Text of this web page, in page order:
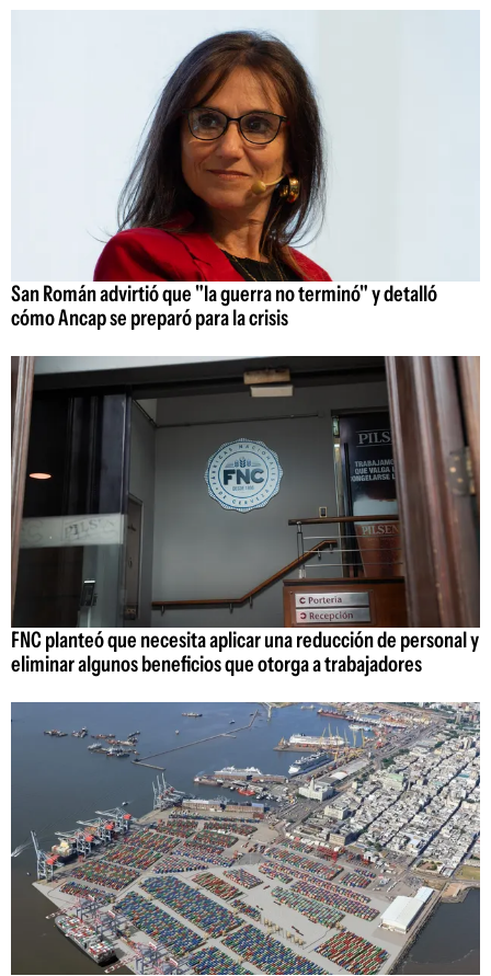
San Román advirtió que "la guerra no terminó" y detalló
cómo Ancap se preparó para la crisis
FNC planteó que necesita aplicar una reducción de personal y
eliminar algunos beneficios que otorga a trabajadores